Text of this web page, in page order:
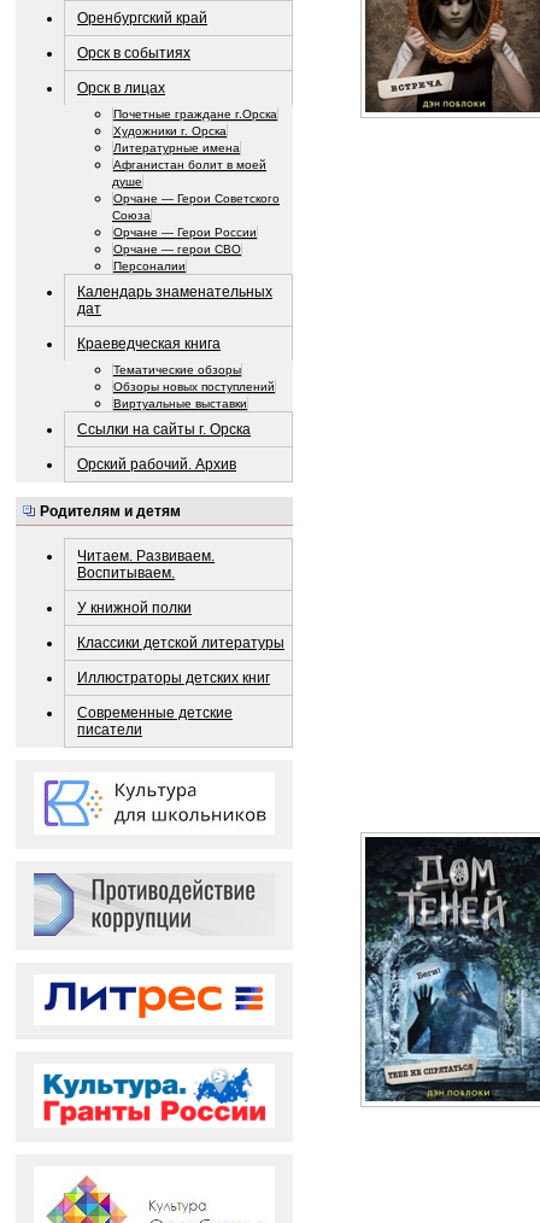
Оренбургский край
Орск в событиях
Орск в лицах
Почетные граждане г.Орска
Художники г. Орска
Литературные имена
Афганистан болит в моей
душе
Орчане — Герои Советского
Союза
Орчане — Герои России
Орчане — герои СВО
Персоналии
Календарь знаменательных
дат
Краеведческая книга
Тематические обзоры
Обзоры новых поступлений
Виртуальные выставки
Ссылки на сайты г. Орска
Орский рабочий. Архив
Родителям и детям
Читаем. Развиваем.
Воспитываем.
У книжной полки
Классики детской литературы
Иллюстраторы детских книг
Современные детские
писатели